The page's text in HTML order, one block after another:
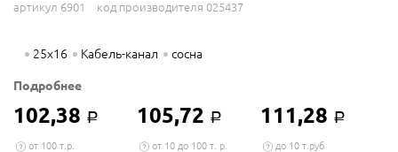
артикул 6901 код производителя 025437
25х16 Кабель-канал сосна
Подробнее
102,38 Р 105,72 Р 111,28 Р
от 100 т.р. от 10 до 100 т. р. до 10 т.руб